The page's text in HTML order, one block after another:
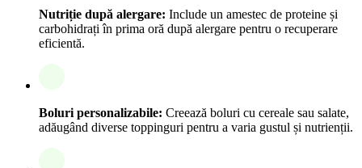
Nutriție după alergare: Include un amestec de proteine și
carbohidrați în prima oră după alergare pentru o recuperare
eficientă.
Boluri personalizabile: Creează boluri cu cereale sau salate,
adăugând diverse toppinguri pentru a varia gustul și nutrienții.